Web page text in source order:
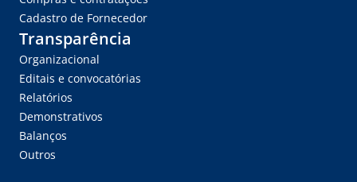
Cadastro de Fornecedor
Transparência
Organizacional
Editais e convocatórias
Relatórios
Demonstrativos
Balanços
Outros